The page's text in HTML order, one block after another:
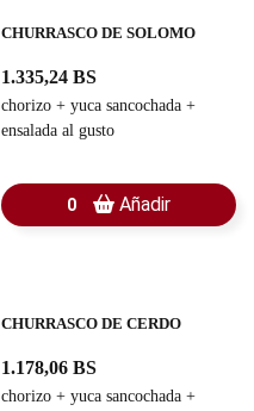
CHURRASCO DE SOLOMO
1.335,24 BS
chorizo + yuca sancochada +
ensalada al gusto
0 Añadir
CHURRASCO DE CERDO
1.178,06 BS
chorizo + yuca sancochada +